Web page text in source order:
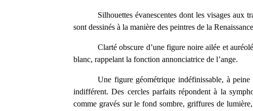
Silhouettes évanescentes dont les visages aux
sont dessinés à la manière des peintres de la
Clarté obscure d’une figure noire ailée et
blanc, rappelant la fonction annonciatrice de l’ange.
Une figure géométrique indéfinissable, à
indifférent. Des cercles parfaits répondent à la
comme gravés sur le fond sombre, griffures de